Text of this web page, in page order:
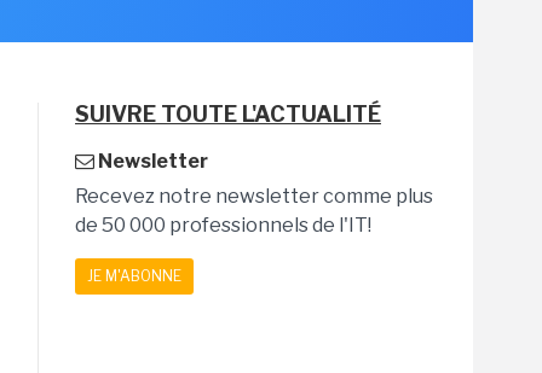
SUIVRE TOUTE L'ACTUALITÉ
Newsletter
Recevez notre newsletter comme plus
de 50 000 professionnels de l'IT!
JE M'ABONNE